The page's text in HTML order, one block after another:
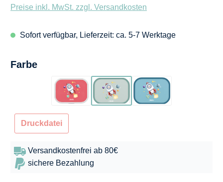
Preise inkl. MwSt. zzgl. Versandkosten
Sofort verfügbar, Lieferzeit: ca. 5-7 Werktage
Farbeauswählen
Flamingo Türkis Blau
Druckdatei
Versandkostenfrei ab 80€
sichere Bezahlung